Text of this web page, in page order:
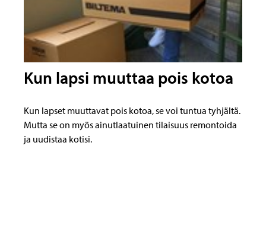
Kun lapsi muuttaa pois kotoa
Kun lapset muuttavat pois kotoa, se voi tuntua tyhjältä.
Mutta se on myös ainutlaatuinen tilaisuus remontoida
ja uudistaa kotisi.